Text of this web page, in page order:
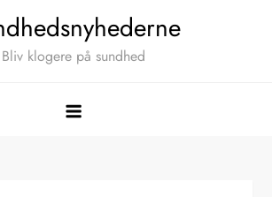
Bliv klogere på sundhed